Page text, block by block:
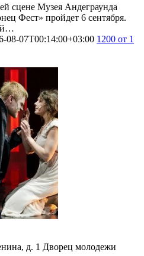
сцене Музея Андеграунда
Фест» пройдет 6 сентября.
08-07T00:14:00+03:00 1200 от 1
д. 1 Дворец молодежи